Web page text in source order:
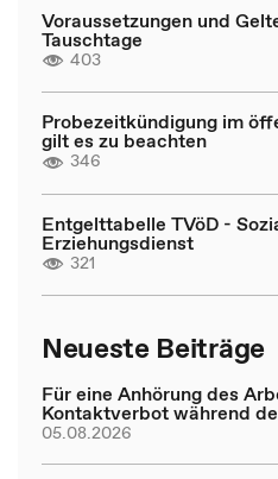
Voraussetzungen und
Tauschtage
403
Probezeitkündigung im
gilt es zu beachten
346
Entgelttabelle TVöD -
Erziehungsdienst
321
Neueste Beiträge
Für eine Anhörung des
Kontaktverbot während
05.08.2026